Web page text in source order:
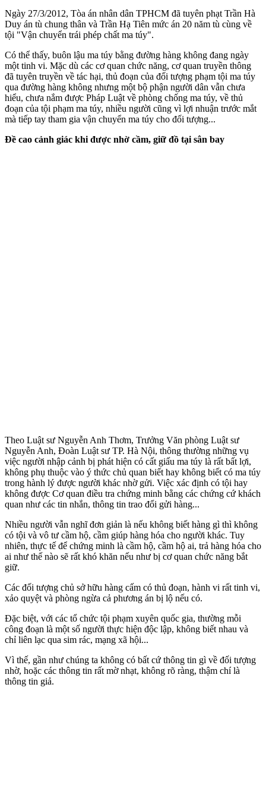
Ngày 27/3/2012, Tòa án nhân dân TPHCM đã tuyên phạt Trần Hà
Duy án tù chung thân và Trần Hạ Tiên mức án 20 năm tù cùng về
tội "Vận chuyển trái phép chất m‌a tú‌y".
Có thể thấy, buôn lậu m‌a tú‌y bằng đường hàng không đang ngày
một tinh vi. Mặc dù các cơ quan chức năng, cơ quan truyền thông
đã tuyên truyền về tác hại, thủ đoạn của đối tượng phạm tội m‌a tú‌y
qua đường hàng không nhưng một bộ phận người dân vẫn chưa
hiểu, chưa nắm được Pháp Luật về phòng chống m‌a tú‌y, về thủ
đoạn của tội phạm m‌a tú‌y, nhiều người cũng vì lợi nhuận trước mắt
mà tiếp tay tham gia vận chuyển m‌a tú‌y cho đối tượng...
Đề cao cảnh giác khi được nhờ cầm, giữ đồ tại sân bay
Theo Luật sư Nguyễn Anh Thơm, Trưởng Văn phòng Luật sư
Nguyễn Anh, Đoàn Luật sư TP. Hà Nội, thông thường những vụ
việc người nhập cảnh bị phát hiện có cất giấu m‌a tú‌y là rất bất lợi,
không phụ thuộc vào ý thức chủ quan biết hay không biết có m‌a tú‌y
trong hành lý được người khác nhờ gửi. Việc xác định có tội hay
không được Cơ quan điều tra chứng minh bằng các chứng cứ khách
quan như các tin nhắn, thông tin trao đổi gửi hàng...
Nhiều người vẫn nghĩ đơn giản là nếu không biết hàng gì thì không
có tội và vô tư cầm hộ, cầm giúp hàng hóa cho người khác. Tuy
nhiên, thực tế để chứng minh là cầm hộ, cầm hộ ai, trả hàng hóa cho
ai như thế nào sẽ rất khó khăn nếu như bị cơ quan chức năng bắt
giữ.
Các đối tượng chủ sở hữu hàng cấm có thủ đoạn, hành vi rất tinh vi,
xảo quyệt và phòng ngừa cả phương án bị lộ nếu có.
Đặc biệt, với các tổ chức tội phạm xuyên quốc gia, thường mỗi
công đoạn là một số người thực hiện độc lập, không biết nhau và
chỉ liên lạc qua sim rác, mạng xã hội...
Vì thế, gần như chúng ta không có bất cứ thông tin gì về đối tượng
nhờ, hoặc các thông tin rất mờ nhạt, không rõ ràng, thậm chí là
thông tin giả.